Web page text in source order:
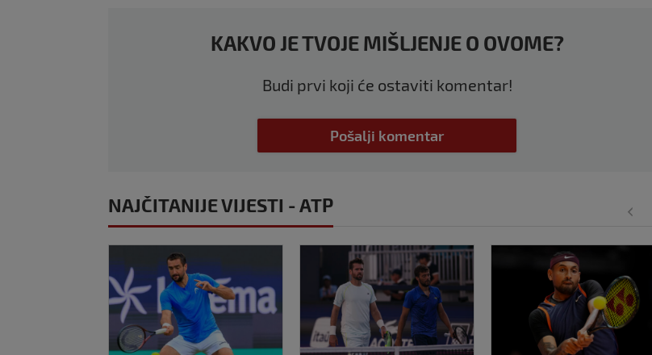
KAKVO JE TVOJE MIŠLJENJE O OVOME?
Budi prvi koji će ostaviti komentar!
Pošalji komentar
NAJČITANIJE VIJESTI - ATP